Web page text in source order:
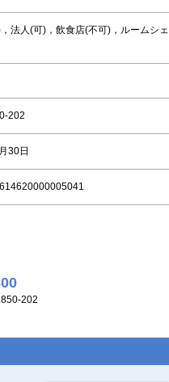
法人(可)，飲食店(不可)，ルームシェ
202
30日
202